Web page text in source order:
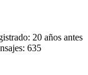
20 años antes
635